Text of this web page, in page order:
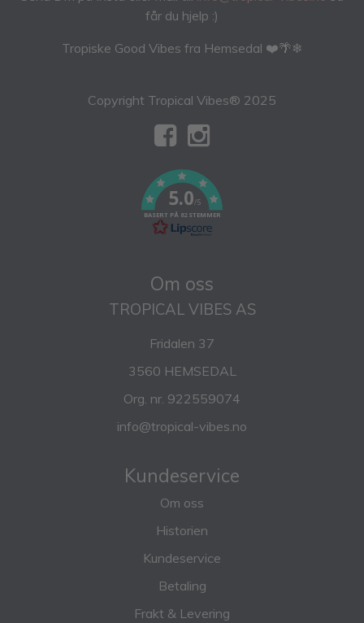
får du hjelp :)
Tropiske Good Vibes fra Hemsedal ❤️🌴❄
Copyright Tropical Vibes® 2025
5.0/5
BASERT PÅ 82 STEMMER
Om oss
TROPICAL VIBES AS
Fridalen 37
3560 HEMSEDAL
Org. nr. 922559074
info@tropical-vibes.no
Kundeservice
Om oss
Historien
Kundeservice
Betaling
Frakt & Levering